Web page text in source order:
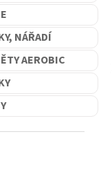
NÁŘADÍ
AEROBIC